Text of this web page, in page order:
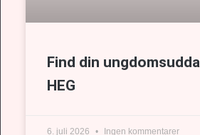
Find din
HEG
6. juli 2026 Ingen kommentarer